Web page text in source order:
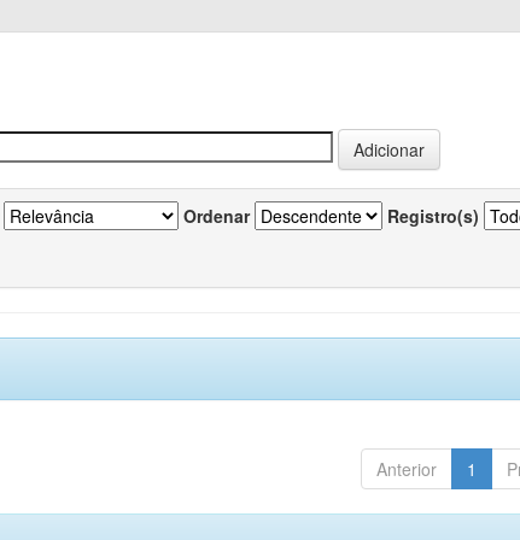
Ordenar Registro(s)
Anterior 1